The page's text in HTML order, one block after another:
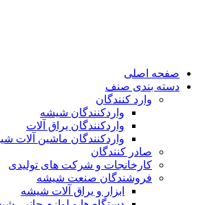
صفحه اصلی
دسته بندی صنف
وارد کنندگان
واردکنندگان شیشه
واردکنندگان یراق آلات
واردکنندگان ماشین آلات
صادر کنندگان
کارخانجات و شرکت های تولیدی
فروشندگان صنعت شیشه
ابزار و یراق آلات شیشه